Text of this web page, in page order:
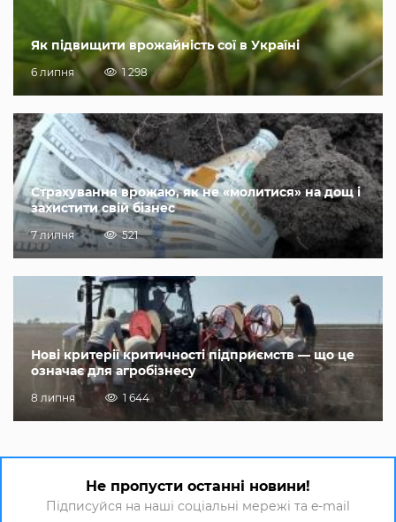
Як підвищити врожайність сої в Україні
6 липня 1 298
Страхування врожаю, як не «молитися» на дощ і
захистити свій бізнес
7 липня 521
Нові критерії критичності підприємств — що це
означає для агробізнесу
8 липня 1 644
Не пропусти останні новини!
Підписуйся на наші соціальні мережі та e-mail